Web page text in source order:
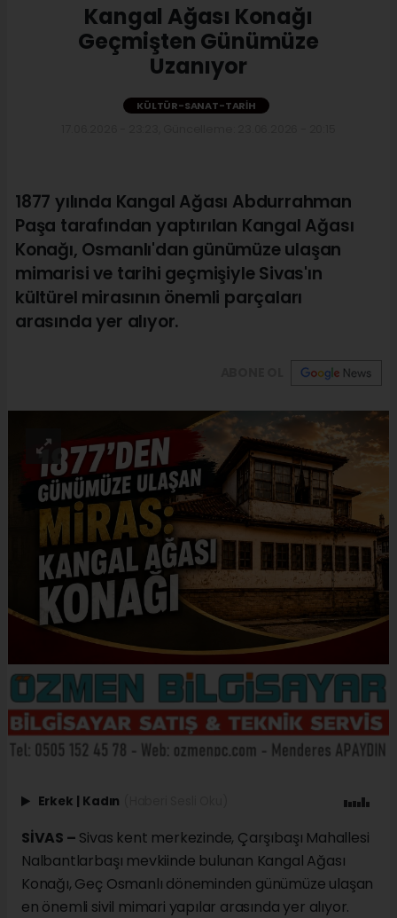
Kangal Ağası Konağı
Geçmişten Günümüze
Uzanıyor
KÜLTÜR-SANAT-TARIH
1877 yılında Kangal Ağası Abdurrahman
Paşa tarafından yaptırılan Kangal Ağası
Konağı, Osmanlı'dan günümüze ulaşan
mimarisi ve tarihi geçmişiyle Sivas'ın
kültürel mirasının önemli parçaları
arasında yer alıyor.
Erkek | Kadın
SİVAS – Sivas kent merkezinde, Çarşıbaşı Mahallesi
Nalbantlarbaşı mevkiinde bulunan Kangal Ağası
Konağı, Geç Osmanlı döneminden günümüze ulaşan
en önemli sivil mimari yapılar arasında yer alıyor.